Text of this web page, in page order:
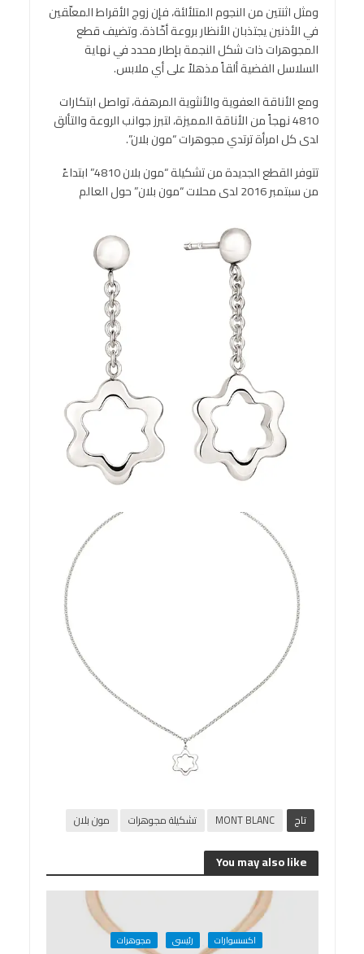
ومثل اثنتين من النجوم المتلألئة، فإن زوج الأقراط المعلّقين
في الأذنين يجتذبان الأنظار بروعة أخّاذة. وتضيف قطع
المجوهرات ذات شكل النجمة بإطار محدد في نهاية
السلاسل الفضية ألقاً مذهلاً على أي ملابس.
ومع الأناقة العفوية والأنثوية المرهفة، تواصل ابتكارات
4810 نهجاً من الأناقة المميزة، لتبرز جوانب الروعة والتألق
لدى كل امرأة ترتدي مجوهرات “مون بلان”.
تتوفر القطع الجديدة من تشكيلة “مون بلان 4810” ابتداءً
من سبتمبر 2016 لدى محلات “مون بلان” حول العالم
تاج MONT BLANC تشكيلة مجوهرات مون بلان
You may also like
اكسسوارات رئيسى مجوهرات